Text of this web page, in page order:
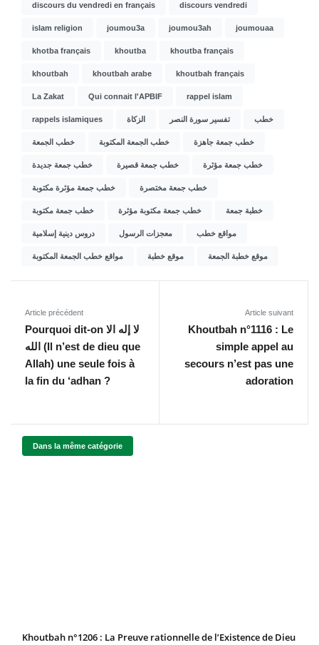
discours du vendredi en français discours vendredi
islam religion joumou3a joumou3ah joumouaa
khotba français khoutba khoutba français
khoutbah khoutbah arabe khoutbah français
La Zakat Qui connait l'APBIF rappel islam
rappels islamiques الزكاة تفسير سورة النصر خطب
خطب الجمعة خطب الجمعة المكتوبة خطب جمعة جاهزة
خطب جمعة جديدة خطب جمعة قصيرة خطب جمعة مؤثرة
خطب جمعة مؤثرة مكتوبة خطب جمعة مختصرة
خطب جمعة مكتوبة خطب جمعة مكتوبة مؤثرة خطبة جمعة
دروس دينية إسلامية معجزات الرسول مواقع خطب
مواقع خطب الجمعة المكتوبة موقع خطبة موقع خطبة الجمعة
Article précédent
Pourquoi dit-on ‏لا إله الا
الله (Il n’est de dieu que
Allah) une seule fois à
la fin du ‘adhan ?
Article suivant
Khoutbah n°1116 : Le
simple appel au
secours n’est pas une
adoration
Dans la même catégorie
Khoutbah n°1206 : La Preuve rationnelle de l’Existence de Dieu